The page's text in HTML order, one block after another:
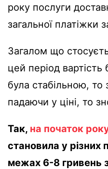
року послуги
загальної платіжки
Загалом що
цей період вартість
була стабільною, то
падаючи у ціні, то
Так, на початок
становила у різних
межах 6-8 гривень